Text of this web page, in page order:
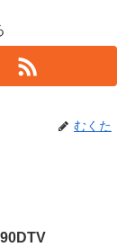
むくた